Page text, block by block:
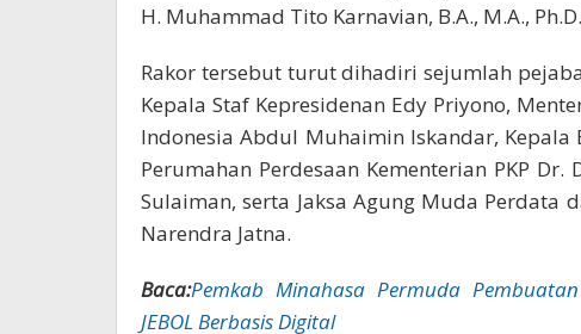
H. Muhammad Tito Karnavian, B.A., M.A.,
Rakor tersebut turut dihadiri sejumlah
Kepala Staf Kepresidenan Edy Priyono,
Indonesia Abdul Muhaimin Iskandar,
Perumahan Perdesaan Kementerian PKP
Sulaiman, serta Jaksa Agung Muda Perdata
Narendra Jatna.
Baca:Pemkab Minahasa Permuda
JEBOL Berbasis Digital